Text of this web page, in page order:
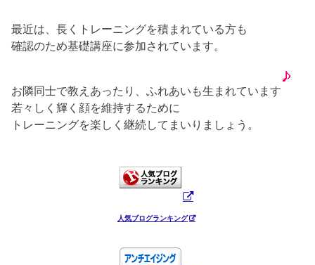
最近は、長くトレーニングを積まれている方も
確認のため基礎講座に参加されています。
お隣同士で教えあったり、ふれあいも生まれています
若々しく輝く顔を維持するために
トレーニングを楽しく継続してまいりましょう。
人気ブログランキング